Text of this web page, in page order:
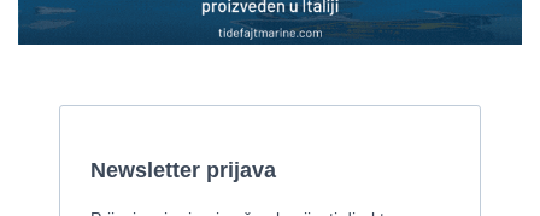
2010, 8,46 x 3,12 m, Mercruiser 235,4 kw
35.000 EUR
2015, 27 x 7 m, Iveco aifo x 2
Izletnički brod - 94 osobe